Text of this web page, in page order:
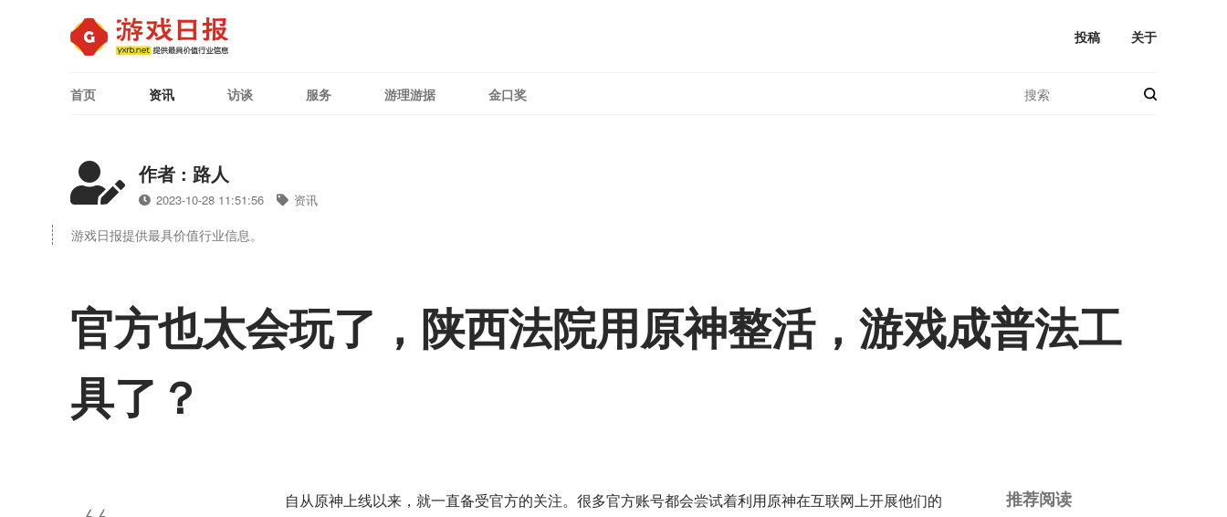
投稿 关于
首页 资讯 访谈 服务 游理游据 金口奖
作者 : 路人
2023-10-28 11:51:56 资讯
游戏日报提供最具价值行业信息。
官方也太会玩了，陕西法院用原神整活，游戏成普法工
具了？
自从原神上线以来，就一直备受官方的关注。很多官方账号都会尝试着利用原神在互联网上开展他们的
推荐阅读